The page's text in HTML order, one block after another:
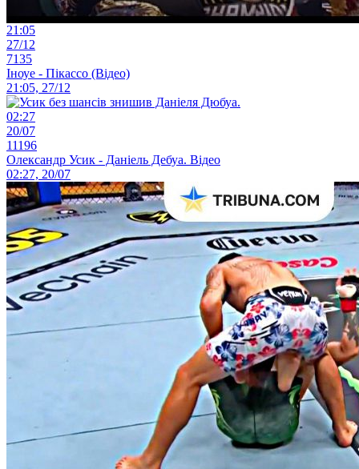
21:05
27/12
7135
Іноуе - Пікассо (Відео)
21:05, 27/12
02:27
20/07
11196
Олександр Усик - Даніель Дебуа. Відео
02:27, 20/07